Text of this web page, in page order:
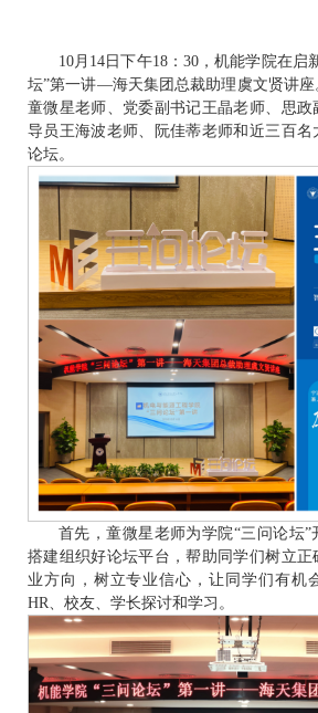
10月14日下午18：30，机能学院在启
坛”第一讲—海天集团总裁助理虞文贤讲
童微星老师、党委副书记王晶老师、思
导员王海波老师、阮佳蒂老师和近三百名
论坛。
首先，童微星老师为学院“三问论坛
搭建组织好论坛平台，帮助同学们树立
业方向，树立专业信心，让同学们有机
HR、校友、学长探讨和学习。